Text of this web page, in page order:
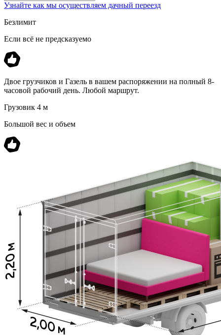
Узнайте как мы осуществляем дачный переезд
Безлимит
Если всё не предсказуемо
Двое грузчиков и Газель в вашем распоряжении на полный 8-
часовой рабочий день. Любой маршрут.
Грузовик 4 м
Большой вес и объем